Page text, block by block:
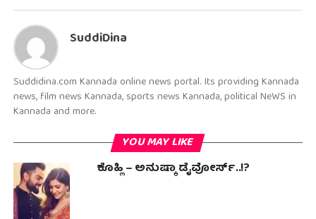
SuddiDina
Suddidina.com Kannada online news portal. Its providing Kannada
news, film news Kannada, sports news Kannada, political NeWS in
Kannada and more.
YOU MAY LIKE
ಕೊಹ್ಲಿ – ಅನುಷ್ಕಾ ಡೈವೋರ್ಸ್..!?